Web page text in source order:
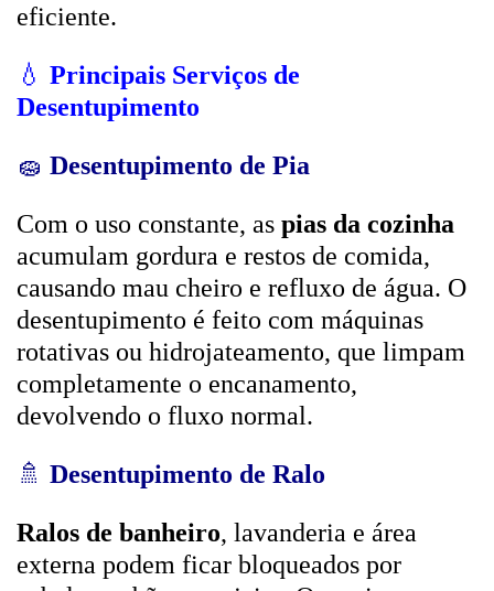
eficiente.
💧 Principais Serviços de
Desentupimento
🧽 Desentupimento de Pia
Com o uso constante, as pias da cozinha
acumulam gordura e restos de comida,
causando mau cheiro e refluxo de água. O
desentupimento é feito com máquinas
rotativas ou hidrojateamento, que limpam
completamente o encanamento,
devolvendo o fluxo normal.
🚿 Desentupimento de Ralo
Ralos de banheiro, lavanderia e área
externa podem ficar bloqueados por